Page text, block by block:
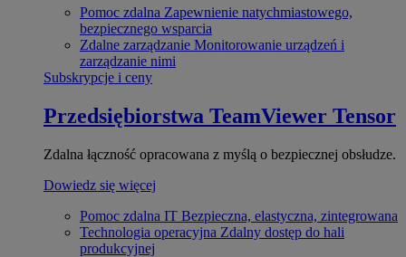
Pomoc zdalna Zapewnienie natychmiastowego,
bezpiecznego wsparcia
Zdalne zarządzanie Monitorowanie urządzeń i
zarządzanie nimi
Subskrypcje i ceny
Przedsiębiorstwa TeamViewer Tensor
Zdalna łączność opracowana z myślą o bezpiecznej obsłudze.
Dowiedz się więcej
Pomoc zdalna IT Bezpieczna, elastyczna, zintegrowana
Technologia operacyjna Zdalny dostęp do hali
produkcyjnej